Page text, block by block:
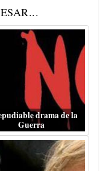
drama de la
Guerra